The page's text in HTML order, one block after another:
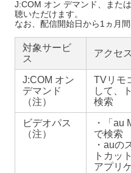
J:COM オン デマンド、また
聴いただけます。
なお、配信開始日から1ヵ月
対象サービ
ス
アクセ
J:COM オン
デマンド
（注）
TVリモ
して、
検索
ビデオパス
（注）
・「au
で検索
・auの
トカッ
アプリ